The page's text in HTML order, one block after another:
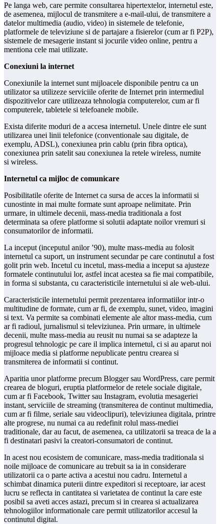
Pe langa web, care permite consultarea hipertextelor, internetul este,
de asemenea, mijlocul de transmitere a e-mail-ului, de transmitere a
datelor multimedia (audio, video) in sistemele de telefonie,
platformele de televiziune si de partajare a fisierelor (cum ar fi P2P),
sistemele de mesagerie instant si jocurile video online, pentru a
mentiona cele mai utilizate.
Conexiuni la internet
Conexiunile la internet sunt mijloacele disponibile pentru ca un
utilizator sa utilizeze serviciile oferite de Internet prin intermediul
dispozitivelor care utilizeaza tehnologia computerelor, cum ar fi
computerele, tabletele si telefoanele mobile.
Exista diferite moduri de a accesa internetul. Unele dintre ele sunt
utilizarea unei linii telefonice (conventionale sau digitale, de
exemplu, ADSL), conexiunea prin cablu (prin fibra optica),
conexiunea prin satelit sau conexiunea la retele wireless, numite
si wireless.
Internetul ca mijloc de comunicare
Posibilitatile oferite de Internet ca sursa de acces la informatii si
cunostinte in mai multe formate sunt aproape nelimitate. Prin
urmare, in ultimele decenii, mass-media traditionala a fost
determinata sa ofere platforme si solutii adaptate noilor vremuri si
consumatorilor de informatii.
La inceput (inceputul anilor ’90), multe mass-media au folosit
internetul ca suport, un instrument secundar pe care continutul a fost
golit prin web. Incetul cu incetul, mass-media a inceput sa ajusteze
formatele continutului lor, astfel incat acestea sa fie mai compatibile,
in forma si substanta, cu caracteristicile internetului si ale web-ului.
Caracteristicile internetului permit prezentarea informatiilor intr-o
multitudine de formate, cum ar fi, de exemplu, sunet, video, imagini
si text. Va permite sa combinati elemente ale altor mass-media, cum
ar fi radioul, jurnalismul si televiziunea. Prin urmare, in ultimele
decenii, multe mass-media au reusit nu numai sa se adapteze la
progresul tehnologic pe care il implica internetul, ci si au aparut noi
mijloace media si platforme nepublicate pentru crearea si
transmiterea de informatii si continut.
Aparitia unor platforme precum Blogger sau WordPress, care permit
crearea de bloguri, eruptia platformelor de retele sociale digitale,
cum ar fi Facebook, Twitter sau Instagram, evolutia mesageriei
instant, serviciile de streaming (transmiterea de continut multimedia,
cum ar fi filme, seriale sau videoclipuri), televiziunea digitala, printre
alte progrese, nu numai ca au redefinit rolul mass-mediei
traditionale, dar au facut, de asemenea, ca utilizatorii sa treaca de la a
fi destinatari pasivi la creatori-consumatori de continut.
In acest nou ecosistem de comunicare, mass-media traditionala si
noile mijloace de comunicare au trebuit sa ia in considerare
utilizatorii ca o parte activa a acestui nou cadru. Internetul a
schimbat dinamica puterii dintre expeditori si receptoare, iar acest
lucru se reflecta in cantitatea si varietatea de continut la care este
posibil sa aveti acces astazi, precum si in crearea si actualizarea
tehnologiilor informationale care permit utilizatorilor accesul la
continutul digital.